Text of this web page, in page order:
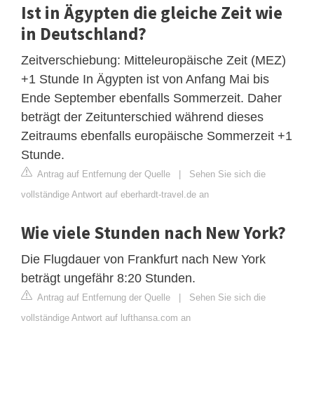
Ist in Ägypten die gleiche Zeit wie
in Deutschland?
Zeitverschiebung: Mitteleuropäische Zeit (MEZ)
+1 Stunde In Ägypten ist von Anfang Mai bis
Ende September ebenfalls Sommerzeit. Daher
beträgt der Zeitunterschied während dieses
Zeitraums ebenfalls europäische Sommerzeit +1
Stunde.
Antrag auf Entfernung der Quelle | Sehen Sie sich die
vollständige Antwort auf eberhardt-travel.de an
Wie viele Stunden nach New York?
Die Flugdauer von Frankfurt nach New York
beträgt ungefähr 8:20 Stunden.
Antrag auf Entfernung der Quelle | Sehen Sie sich die
vollständige Antwort auf lufthansa.com an